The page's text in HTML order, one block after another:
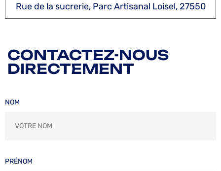
Rue de la sucrerie, Parc Artisanal Loisel, 27550
CONTACTEZ-NOUS
DIRECTEMENT
NOM
PRÉNOM